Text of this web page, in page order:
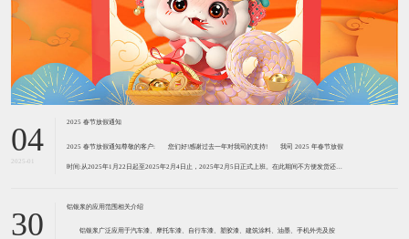
04
2025-01
2025 春节放假通知
2025 春节放假通知尊敬的客户: ​您们好!感谢过去一年对我司的支持! ​​我司 2025 年春节放假
时间:从2025年1月22日起至2025年2月4日止，2025年2月5日正式上班。在此期间不方便发货还请
30 铝银浆的应用范围相关介绍
铝银浆广泛应用于汽车漆、摩托车漆、自行车漆、塑胶漆、建筑涂料、油墨、手机外壳及按